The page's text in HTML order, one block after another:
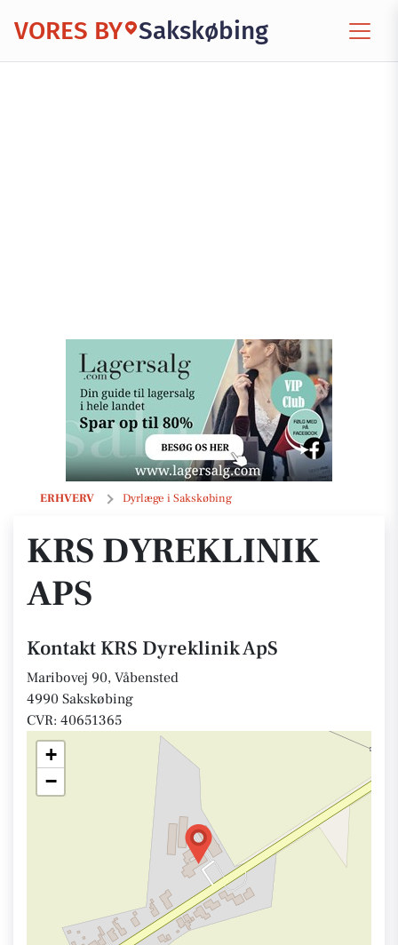
VORES BY Sakskøbing
ERHVERV Dyrlæge i Sakskøbing
KRS Dyreklinik ApS
KRS DYREKLINIK
APS
Kontakt KRS Dyreklinik ApS
Maribovej 90, Våbensted
4990 Sakskøbing
CVR: 40651365
+
−